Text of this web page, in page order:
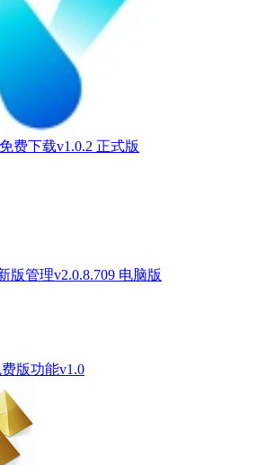
费下载v1.0.2 正式版
版管理v2.0.8.709 电脑版
版功能v1.0